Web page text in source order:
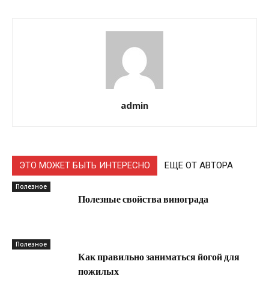
admin
ЭТО МОЖЕТ БЫТЬ ИНТЕРЕСНО ЕЩЕ ОТ АВТОРА
Полезное
Полезные свойства винограда
Полезное
Как правильно заниматься йогой для
пожилых